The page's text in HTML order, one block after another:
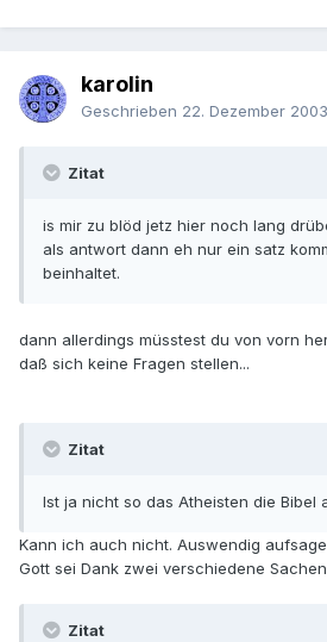
karolin
Geschrieben 22. Dezember 2003
Zitat
is mir zu blöd jetz hier noch lang
als antwort dann eh nur ein satz
beinhaltet.
dann allerdings müsstest du von vorn
daß sich keine Fragen stellen...
Zitat
Ist ja nicht so das Atheisten die Bibel
Kann ich auch nicht. Auswendig
Gott sei Dank zwei verschiedene
Zitat